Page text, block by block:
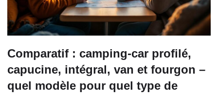
Comparatif : camping-car profilé,
capucine, intégral, van et fourgon –
quel modèle pour quel type de